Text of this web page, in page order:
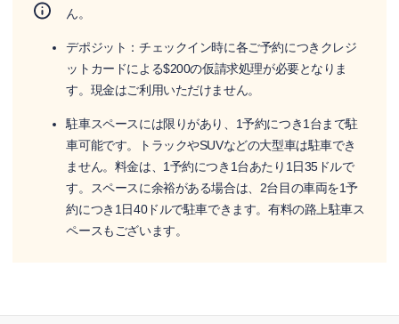
ん。
デポジット：チェックイン時に各ご予約につきクレジ
ットカードによる$200の仮請求処理が必要となりま
す。現金はご利用いただけません。
駐車スペースには限りがあり、1予約につき1台まで駐
車可能です。トラックやSUVなどの大型車は駐車でき
ません。料金は、1予約につき1台あたり1日35ドルで
す。スペースに余裕がある場合は、2台目の車両を1予
約につき1日40ドルで駐車できます。有料の路上駐車ス
ペースもございます。